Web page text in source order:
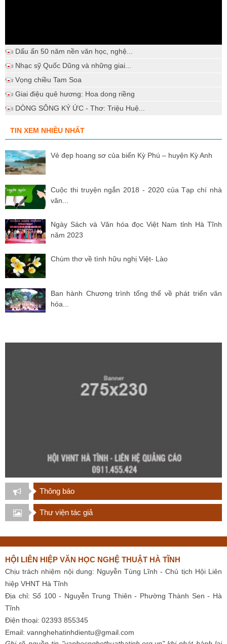
Dấu ấn 50 năm nền văn học, nghệ...
Nhạc sỹ Quốc Dũng và những giai...
Vọng chiều Tam Soa
Giai điệu quê hương: Hoa dong riềng
DÒNG SÔNG KÝ ỨC - Thơ: Triệu Huệ...
TIN XEM NHIỀU NHẤT
Vẻ đẹp hoang sơ của biển Kỳ Phú – huyện Kỳ Anh
Cuộc thi truyện ngắn 2018 - 2020 của Tạp chí nhà
văn...
Ngày Sách và Văn hóa đọc Việt Nam tỉnh Hà Tĩnh
năm 2023
Chùm thơ về tình hữu nghị Việt- Lào
Ban hành Chương trình tổng thể về phát triển văn
hóa...
Thông báo
Thư viện tác giả
HỘI LIÊN HIỆP VĂN HỌC NGHỆ THUẬT HÀ TĨNH
Chịu trách nhiệm nội dung: Nguyễn Tùng Lĩnh - Chủ tịch Hội Liên
hiệp VHNT Hà Tĩnh
Địa chỉ: Số 100 - Nguyễn Trung Thiên - Phường Thành Sen - Hà
Tĩnh
Điện thoại: 02393 855345
Email: vannghehatinhdientu@gmail.com